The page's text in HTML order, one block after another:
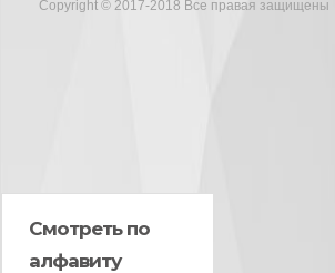
Copyright © 2017-2018 Все правая защищены
Смотреть по
алфавиту